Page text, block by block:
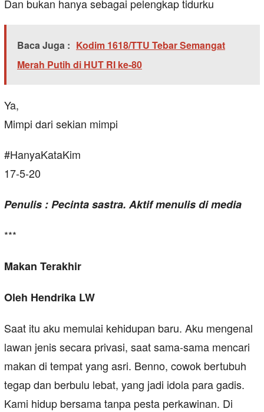
Dan bukan hanya sebagai pelengkap tidurku
Baca Juga : Kodim 1618/TTU Tebar Semangat
Merah Putih di HUT RI ke‑80
Ya,
Mimpi dari sekian mimpi
#HanyaKataKim
17-5-20
Penulis : Pecinta sastra. Aktif menulis di media
***
Makan Terakhir
Oleh Hendrika LW
Saat itu aku memulai kehidupan baru. Aku mengenal
lawan jenis secara privasi, saat sama-sama mencari
makan di tempat yang asri. Benno, cowok bertubuh
tegap dan berbulu lebat, yang jadi idola para gadis.
Kami hidup bersama tanpa pesta perkawinan. Di